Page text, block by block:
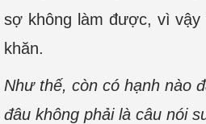
sợ không làm được, vì
khăn.
Như thế, còn có hạnh nào
đâu không phải là câu nói